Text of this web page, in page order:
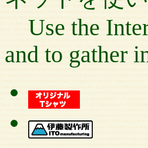
Use the
and to gather